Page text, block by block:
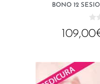
BONO 12
d
109,00